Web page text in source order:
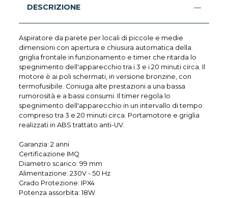
DESCRIZIONE
Aspiratore da parete per locali di piccole e medie
dimensioni con apertura e chiusura automatica della
griglia frontale in funzionamento e timer che ritarda lo
spegnimento dell'apparecchio tra i 3 e i 20 minuti circa. Il
motore è ai poli schermati, in versione bronzine, con
termofusibile. Coniuga alte prestazioni a una bassa
rumorosità e a bassi consumi. Il timer regola lo
spegnimento dell'apparecchio in un intervallo di tempo
compreso tra 3 e 20 minuti circa. Portamotore e griglia
realizzati in ABS trattato anti-UV.
Garanzia: 2 anni
Certificazione IMQ
Diametro scarico: 99 mm
Alimentazione: 230V - 50 Hz
Grado Protezione: IPX4
Potenza assorbita: 18W